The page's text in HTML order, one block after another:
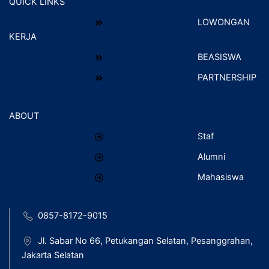
LOWONGAN
KERJA
BEASISWA
PARTNERSHIP
ABOUT
Staf
Alumni
Mahasiswa
0857-8172-9015
Jl. Sabar No 66, Petukangan Selatan, Pesanggrahan,
Jakarta Selatan